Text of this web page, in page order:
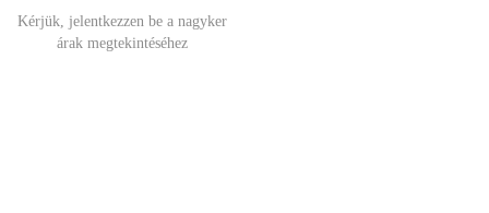
Kérjük, jelentkezzen be a nagyker
árak megtekintéséhez